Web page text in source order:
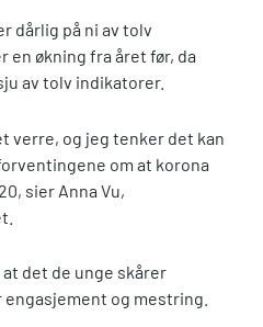
dårlig på ni av tolv
en økning fra året før, da
av tolv indikatorer.
verre, og jeg tenker det kan
om at korona
sier Anna Vu,
det de unge skårer
og mestring.